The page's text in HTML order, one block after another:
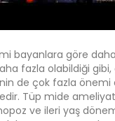
bayanlara göre
fazla olabildiği gibi,
de çok fazla önemi
Tüp mide
ve ileri yaş